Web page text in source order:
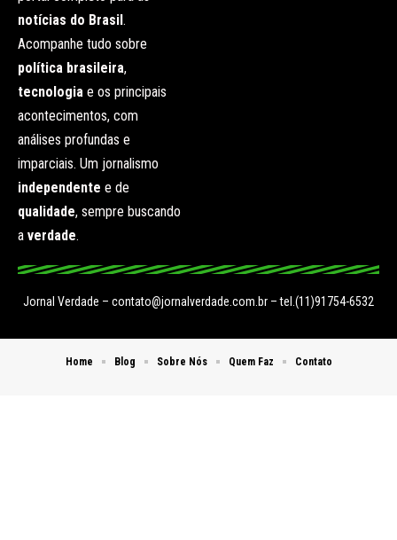
notícias do Brasil .
Acompanhe tudo sobre
política brasileira,
tecnologia e os principais
acontecimentos, com
análises profundas e
imparciais. Um jornalismo
independente e de
qualidade, sempre buscando
a verdade.
Jornal Verdade – contato@jornalverdade.com.br – tel.(11)91754-6532
Home Blog Sobre Nós Quem Faz Contato